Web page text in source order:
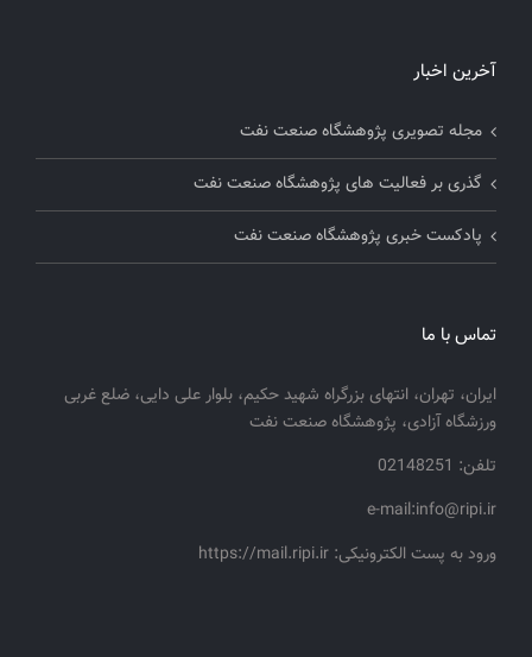
آخرین اخبار
مجله تصویری پژوهشگاه صنعت نفت
گذری بر فعالیت های پژوهشگاه صنعت نفت
پادکست خبری پژوهشگاه صنعت نفت
تماس با ما
ایران، تهران، انتهای بزرگراه شهید حکیم، بلوار علی دایی، ضلع غربی
ورزشگاه آزادی، پژوهشگاه صنعت نفت
تلفن: 02148251
e-mail:info@ripi.ir
ورود به پست الکترونیکی: https://mail.ripi.ir